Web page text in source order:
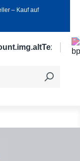
‒ Kauf auf